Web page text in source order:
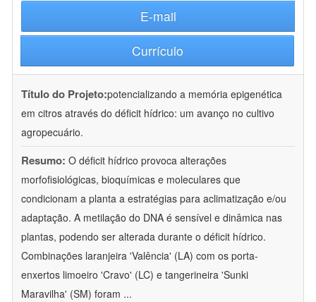
E-mail
Currículo
Título do Projeto:potencializando a memória epigenética
em citros através do déficit hídrico: um avanço no cultivo
agropecuário.
Resumo: O déficit hídrico provoca alterações
morfofisiológicas, bioquímicas e moleculares que
condicionam a planta a estratégias para aclimatização e/ou
adaptação. A metilação do DNA é sensível e dinâmica nas
plantas, podendo ser alterada durante o déficit hídrico.
Combinações laranjeira 'Valência' (LA) com os porta-
enxertos limoeiro 'Cravo' (LC) e tangerineira 'Sunki
Maravilha' (SM) foram ...